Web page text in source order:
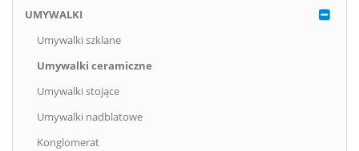
UMYWALKI
Umywalki szklane
Umywalki ceramiczne
Umywalki stojące
Umywalki nadblatowe
Konglomerat